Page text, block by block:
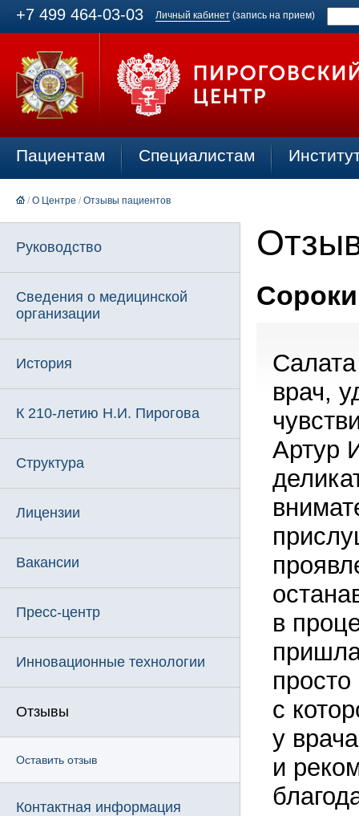
+7 499 464-03-03 Личный кабинет (запись на прием)
Пациентам Специалистам
/ О Центре / Отзывы пациентов
Руководство
Сведения о медицинской
организации
История
К 210-летию Н.И. Пирогова
Структура
Лицензии
Вакансии
Пресс-центр
Инновационные технологии
Отзывы
Оставить отзыв
Контактная информация
врач,
Артур
в
с
у
и